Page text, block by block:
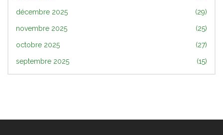
décembre 2025 (29)
novembre 2025 (25)
octobre 2025 (27)
septembre 2025 (15)